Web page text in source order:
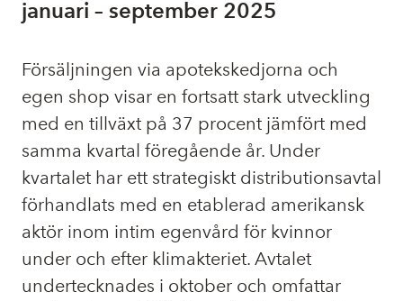
januari – september 2025
Försäljningen via apotekskedjorna och
egen shop visar en fortsatt stark utveckling
med en tillväxt på 37 procent jämfört med
samma kvartal föregående år. Under
kvartalet har ett strategiskt distributionsavtal
förhandlats med en etablerad amerikansk
aktör inom intim egenvård för kvinnor
under och efter klimakteriet. Avtalet
undertecknades i oktober och omfattar